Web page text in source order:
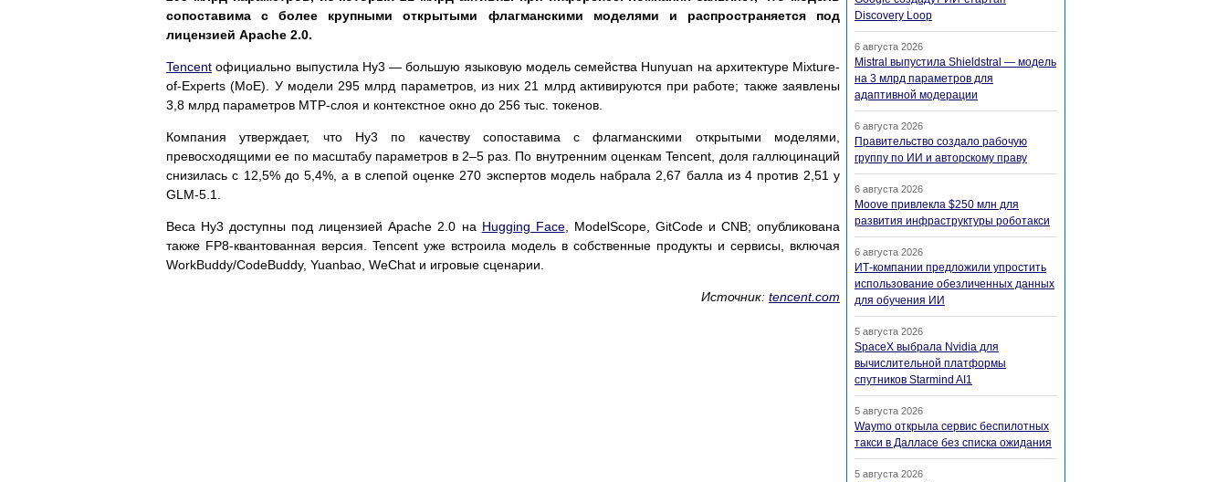
сопоставима с более крупными открытыми флагманскими моделями и распространяется под
лицензией Apache 2.0.
Tencent официально выпустила Hy3 — большую языковую модель семейства Hunyuan на архитектуре Mixture-
of-Experts (MoE). У модели 295 млрд параметров, из них 21 млрд активируются при работе; также заявлены
3,8 млрд параметров MTP-слоя и контекстное окно до 256 тыс. токенов.
Компания утверждает, что Hy3 по качеству сопоставима с флагманскими открытыми моделями,
превосходящими ее по масштабу параметров в 2–5 раз. По внутренним оценкам Tencent, доля галлюцинаций
снизилась с 12,5% до 5,4%, а в слепой оценке 270 экспертов модель набрала 2,67 балла из 4 против 2,51 у
GLM-5.1.
Веса Hy3 доступны под лицензией Apache 2.0 на Hugging Face, ModelScope, GitCode и CNB; опубликована
также FP8-квантованная версия. Tencent уже встроила модель в собственные продукты и сервисы, включая
WorkBuddy/CodeBuddy, Yuanbao, WeChat и игровые сценарии.
Источник: tencent.com
Discovery Loop
6 августа 2026
Mistral выпустила Shieldstral — модель
на 3 млрд параметров для
адаптивной модерации
6 августа 2026
Правительство создало рабочую
группу по ИИ и авторскому праву
6 августа 2026
Moove привлекла $250 млн для
развития инфраструктуры роботакси
6 августа 2026
ИТ-компании предложили упростить
использование обезличенных данных
для обучения ИИ
5 августа 2026
SpaceX выбрала Nvidia для
вычислительной платформы
спутников Starmind AI1
5 августа 2026
Waymo открыла сервис беспилотных
такси в Далласе без списка ожидания
5 августа 2026